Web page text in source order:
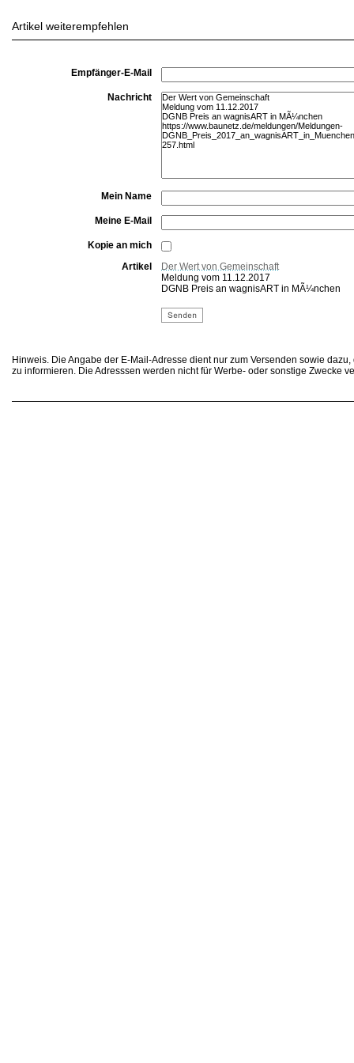
Artikel weiterempfehlen
Empfänger-E-Mail
Nachricht
Mein Name
Meine E-Mail
Kopie an mich
Artikel
Der Wert von Gemeinschaft
Meldung vom 11.12.2017
DGNB Preis an wagnisART in MÃ¼nchen
Hinweis. Die Angabe der E-Mail-Adresse dient nur zum Versenden sowie
zu informieren. Die Adresssen werden nicht für Werbe- oder sonstige Zwecke